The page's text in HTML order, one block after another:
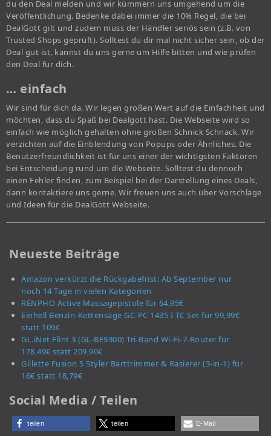
du den Deal melden und wir kümmern uns umgehend um die
Veröffentlichung. Bedenke dabei immer die 10% Regel, die bei
DealGott gilt und zudem muss der Händler seriös sein (z.B. von
Trusted Shops geprüft). Solltest du dir mal nicht sicher sein, ob der
Deal gut ist, kannst du uns gerne um Hilfe bitten und wie prüfen
den Deal für dich.
… einfach
Wir sind für dich da. Wir legen großen Wert auf die Einfachheit und
möchten, dass du Spaß bei Dealgott hast. Die Webseite wird so
einfach wie möglich gehalten ohne großen Schnick Schnack. Wir
verzichten auf die Einblendung von Popups oder Ähnliches. Die
Benutzerfreundlichkeit ist für uns einer der wichtigsten Faktoren
bei Entscheidung rund um die Webseite. Solltest du dennoch
einen Fehler finden, zum Beispiel bei der Darstellung eines Deals,
dann kontaktiere uns gerne. Wir freuen uns auch über Vorschläge
und Ideen für die DealGott Webseite.
Neueste Beiträge
Amazon verkürzt die Rückgabefrist: Ab September nur
noch 14 Tage in vielen Kategorien
RENPHO Active Massagepistole für 64,95€
Einhell Benzin-Kettensäge GC-PC 1435 I TC Set für 99,99€
statt 109€
GL.iNet Flint 3 (GL-BE9300) Tri-Band Wi-Fi-7-Router für
178,49€ statt 209,90€
Gillette Fusion 5 Styler Barttrimmer & Rasierer (3-in-1) für
16€ statt 18,79€
Social Media / Teilen
teilen teilen E-Mail